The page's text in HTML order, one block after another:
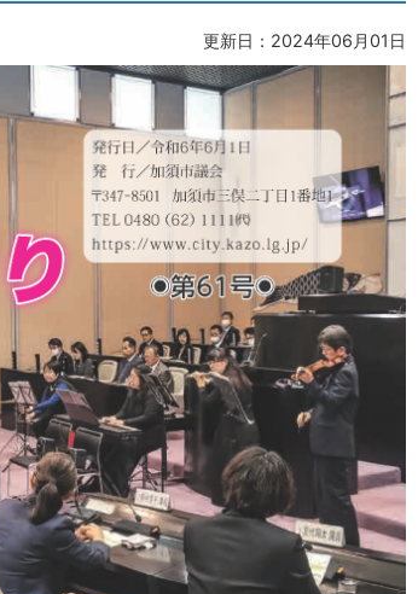
更新日：2024年06月01日